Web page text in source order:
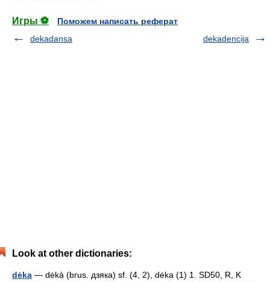
Игры ⚽
Поможем написать реферат
dekadansa
dekadencija
Look at other dictionaries:
dėka — dėkà (brus. дзякa) sf. (4, 2), dėka (1) 1. SD50, R, K